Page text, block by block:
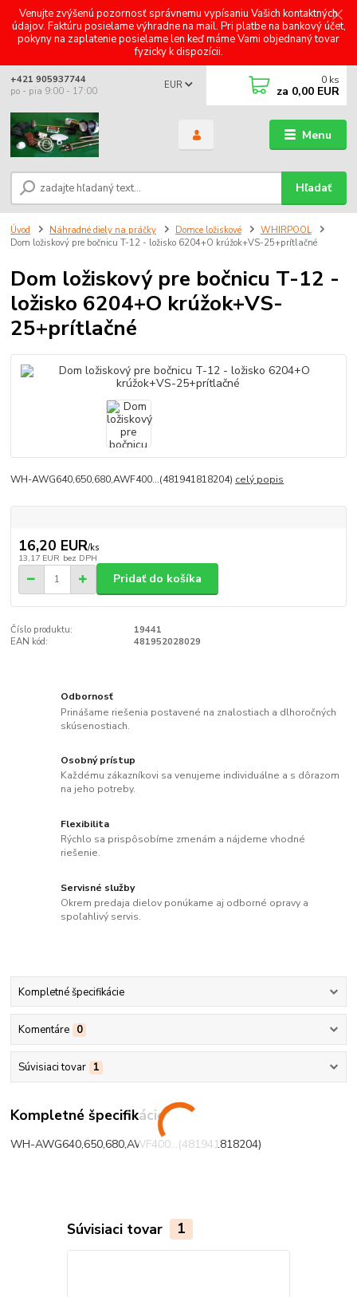
Venujte zvýšenú pozornosť správnemu vypísaniu Vašich kontaktných
údajov. Faktúru posielame výhradne na mail. Pri platbe na bankový účet,
pokyny na zaplatenie posielame len keď máme Vami objednaný tovar
fyzicky k dispozícii.
Menu
EUR
Hľadať
+421 905937744
po - pia 9:00 - 17:00
0 ks
za 0,00 EUR
Úvod Náhradné diely na práčky Domce ložiskové
WHIRPOOL
Dom ložiskový pre bočnicu T-12 - ložisko 6204+O krúžok+VS-25+prítlačné
Dom ložiskový pre bočnicu T-12 -
ložisko 6204+O krúžok+VS-
25+prítlačné
WH-AWG640,650,680,AWF400...(481941818204) celý popis
16,20 EUR/ks
13,17 EUR bez DPH
Pridať do košíka
Číslo produktu:
19441
EAN kód:
481952028029
Odbornosť
Prinášame riešenia postavené na znalostiach a dlhoročných
skúsenostiach.
Osobný prístup
Každému zákazníkovi sa venujeme individuálne a s dôrazom
na jeho potreby.
Flexibilita
Rýchlo sa prispôsobíme zmenám a nájdeme vhodné
riešenie.
Servisné služby
Okrem predaja dielov ponúkame aj odborné opravy a
spoľahlivý servis.
Kompletné špecifikácie
Komentáre 0
Súvisiaci tovar 1
Kompletné špecifikácie
WH-AWG640,650,680,AWF400...(481941818204)
Súvisiaci tovar 1